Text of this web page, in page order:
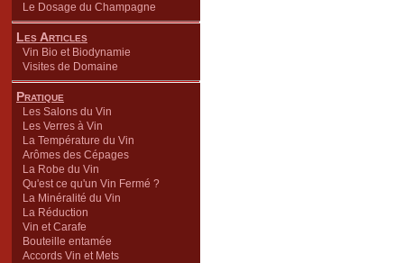
Le Dosage du Champagne
Les Articles
Vin Bio et Biodynamie
Visites de Domaine
Pratique
Les Salons du Vin
Les Verres à Vin
La Température du Vin
Arômes des Cépages
La Robe du Vin
Qu'est ce qu'un Vin Fermé ?
La Minéralité du Vin
La Réduction
Vin et Carafe
Bouteille entamée
Accords Vin et Mets